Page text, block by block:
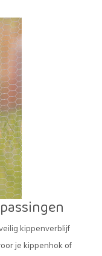
kippenverblijf
je kippenhok of